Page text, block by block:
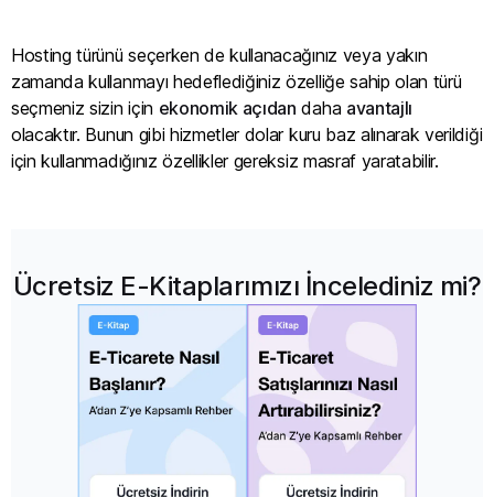
Hosting türünü seçerken de kullanacağınız veya yakın
zamanda kullanmayı hedeflediğiniz özelliğe sahip olan türü
seçmeniz sizin için ekonomik açıdan daha avantajlı
olacaktır. Bunun gibi hizmetler dolar kuru baz alınarak verildiği
için kullanmadığınız özellikler gereksiz masraf yaratabilir.
Ücretsiz E-Kitaplarımızı İncelediniz mi?